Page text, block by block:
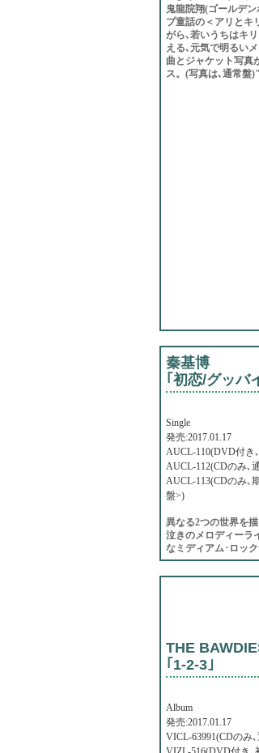
鬼龍院翔(ゴールデ
プ童話の＜アリとキ
がら､若いうちはキ
える､元気で明るい
曲とジャケット写真
ス。(写真は､通常盤)"
秦基博
｢初恋/グッバ
Single
発売:2017.01.17
AUCL-110(DVD付き
AUCL-112(CDのみ､
AUCL-113(CDのみ､
盤>)
異なる2つの世界を
泣きのメロディーラ
なミディアム･ロッ
THE
｢1-2-3｣
Album
発売:2017.01.17
VICL-63991(CDのみ